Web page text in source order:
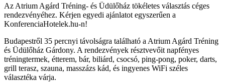
Az Atrium Agárd Tréning- és Üdülőház tökéletes választás céges
rendezvényéhez. Kérjen egyedi ajánlatot egyszerűen a
KonferenciaHotelek.hu-n!
Budapestről 35 percnyi távolságra található a Atrium Agárd Tréning
és Üdülőház Gárdony. A rendezvények résztvevőit napfényes
tréningtermek, étterem, bár, biliárd, csocsó, ping-pong, poker, darts,
grill terasz, szauna, masszázs kád, és ingyenes WiFi széles
választéka várja.